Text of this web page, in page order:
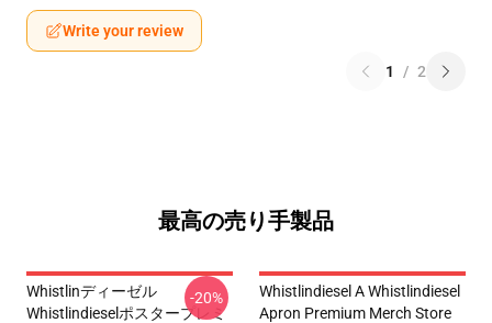
Write your review
1 / 2
最高の売り手製品
Whistlinディーゼル
Whistlindieselポスタープレミ
-20%
Whistlindiesel A Whistlindiesel
Apron Premium Merch Store